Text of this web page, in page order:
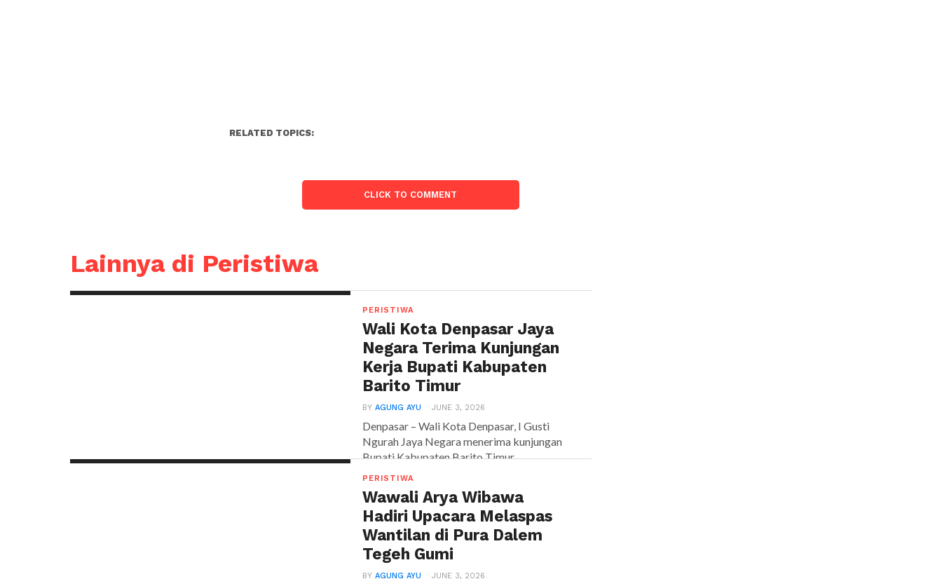
RELATED TOPICS:
CLICK TO COMMENT
Lainnya di Peristiwa
PERISTIWA
Wali Kota Denpasar Jaya
Negara Terima Kunjungan
Kerja Bupati Kabupaten
Barito Timur
BYAGUNG AYU JUNE 3, 2026
Denpasar – Wali Kota Denpasar, I Gusti
Ngurah Jaya Negara menerima kunjungan
Bupati Kabupaten Barito Timur...
PERISTIWA
Wawali Arya Wibawa
Hadiri Upacara Melaspas
Wantilan di Pura Dalem
Tegeh Gumi
BYAGUNG AYU JUNE 3, 2026